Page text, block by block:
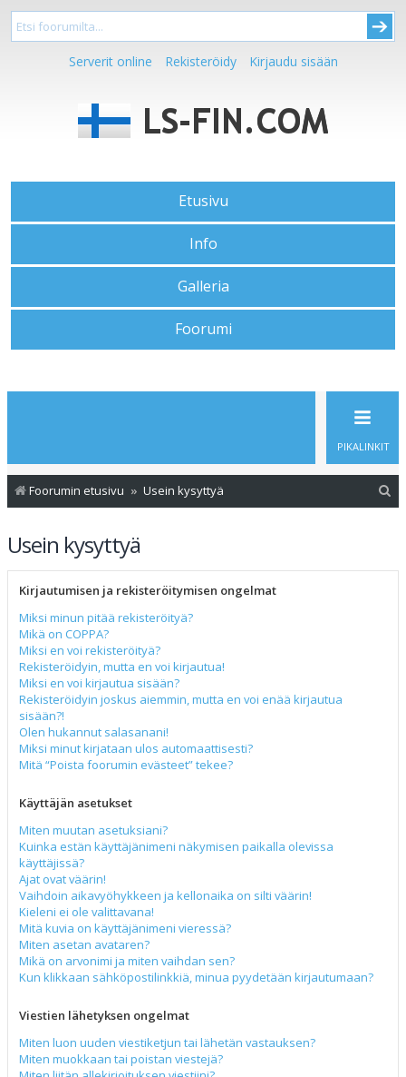
Serverit online Rekisteröidy Kirjaudu sisään
Etusivu
Info
Galleria
Foorumi
PIKALINKIT
Foorumin etusivu Usein kysyttyä
Usein kysyttyä
Kirjautumisen ja rekisteröitymisen ongelmat
Miksi minun pitää rekisteröityä?
Mikä on COPPA?
Miksi en voi rekisteröityä?
Rekisteröidyin, mutta en voi kirjautua!
Miksi en voi kirjautua sisään?
Rekisteröidyin joskus aiemmin, mutta en voi enää kirjautua
sisään?!
Olen hukannut salasanani!
Miksi minut kirjataan ulos automaattisesti?
Mitä “Poista foorumin evästeet” tekee?
Käyttäjän asetukset
Miten muutan asetuksiani?
Kuinka estän käyttäjänimeni näkymisen paikalla olevissa
käyttäjissä?
Ajat ovat väärin!
Vaihdoin aikavyöhykkeen ja kellonaika on silti väärin!
Kieleni ei ole valittavana!
Mitä kuvia on käyttäjänimeni vieressä?
Miten asetan avataren?
Mikä on arvonimi ja miten vaihdan sen?
Kun klikkaan sähköpostilinkkiä, minua pyydetään kirjautumaan?
Viestien lähetyksen ongelmat
Miten luon uuden viestiketjun tai lähetän vastauksen?
Miten muokkaan tai poistan viestejä?